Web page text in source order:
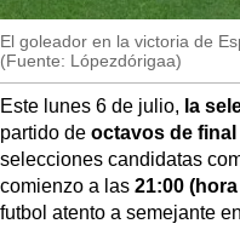
El goleador en la victoria de
(Fuente: Lópezdórigaa)
Este lunes 6 de julio, la
partido de octavos de
selecciones candidatas
comienzo a las 21:00
futbol atento a semejante